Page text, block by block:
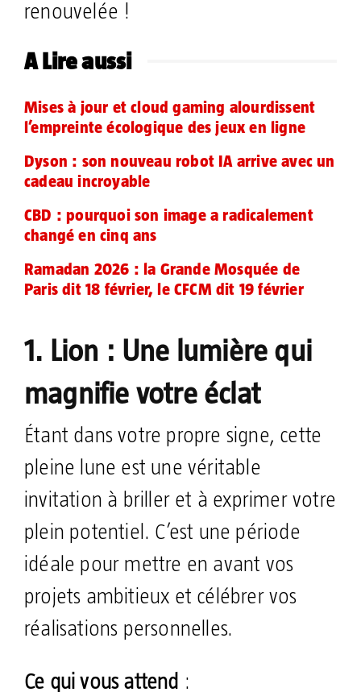
renouvelée !
A Lire aussi
Mises à jour et cloud gaming alourdissent
l’empreinte écologique des jeux en ligne
Dyson : son nouveau robot IA arrive avec un
cadeau incroyable
CBD : pourquoi son image a radicalement
changé en cinq ans
Ramadan 2026 : la Grande Mosquée de
Paris dit 18 février, le CFCM dit 19 février
1. Lion : Une lumière qui
magnifie votre éclat
Étant dans votre propre signe, cette
pleine lune est une véritable
invitation à briller et à exprimer votre
plein potentiel. C’est une période
idéale pour mettre en avant vos
projets ambitieux et célébrer vos
réalisations personnelles.
Ce qui vous attend :